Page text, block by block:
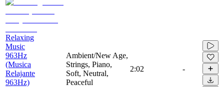
Relaxing
Music
963Hz
(Musica
Relajante
963Hz)
Ambient/New Age,
Strings, Piano,
Soft, Neutral,
Peaceful
2:02 -